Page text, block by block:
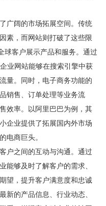
广阔的市场拓展空间。传统
素，而网站则打破了这些限
球客户展示产品和服务。通过
业网站能够在搜索引擎中获
量。同时，电子商务功能的
销售、订单处理等业务流
效率。以阿里巴巴为例，其
企业提供了拓展国内外市场
电商巨头。
户之间的互动与沟通。通过
能够及时了解客户的需求、
望，提升客户满意度和忠诚
新的产品信息、行业动态、